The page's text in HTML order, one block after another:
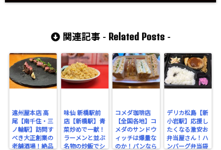
関連記事 - Related Posts-
遠州屋本店 高
尾【南千住・三
ノ輪駅】訪問す
べき大正創業の
老舗酒場！絶品
味仙 新橋駅前
店【新橋駅】青
菜炒めで一献！
ラーメンと並ぶ
名物の炒飯でシ
コメダ珈琲店
【全国各地】コ
メダのサンドウ
ィッチは爆量な
のか！パンなら
デリカ松島【新
小岩駅】応援し
たくなる激安お
弁当屋さん！ハ
ンバーグ弁当袋